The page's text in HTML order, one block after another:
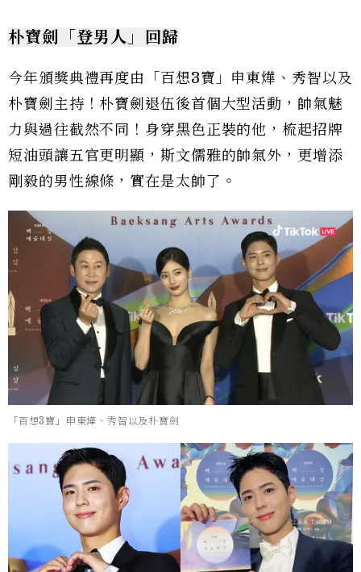
朴寶劍「登男人」回歸
今年頒獎典禮再度由「百想3寶」申東燁、秀智以及
朴寶劍主持！朴寶劍退伍後首個大型活動，帥氣魅
力與過往截然不同！身穿黑色正裝的他，梳起招牌
短油頭讓五官更明顯，斯文儒雅的帥氣外，更增添
剛毅的男性線條，實在是太帥了。
「百想3寶」申東燁、秀智以及朴寶劍